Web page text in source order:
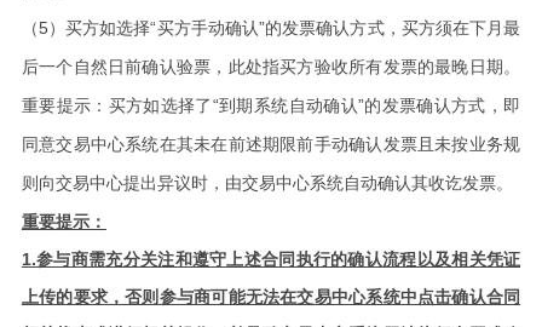
（5）买方如选择“买方手动确认”的发票确认方式，买方须在下月最
后一个自然日前确认验票，此处指买方验收所有发票的最晚日期。
重要提示：买方如选择了“到期系统自动确认”的发票确认方式，即
同意交易中心系统在其未在前述期限前手动确认发票且未按业务规
则向交易中心提出异议时，由交易中心系统自动确认其收讫发票。
重要提示：
1.参与商需充分关注和遵守上述合同执行的确认流程以及相关凭证
上传的要求，否则参与商可能无法在交易中心系统中点击确认合同